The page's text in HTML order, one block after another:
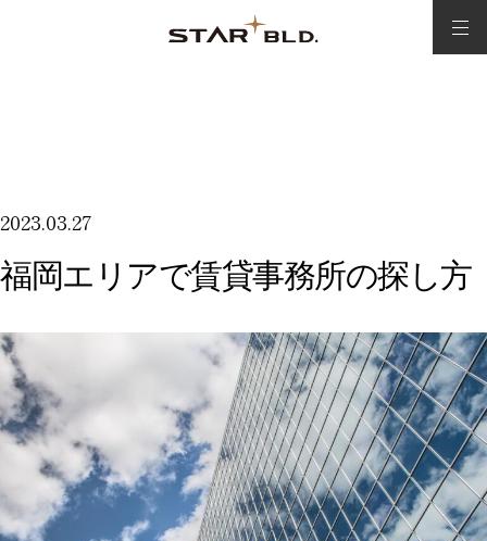
契約の流れ
Q＆A
コラム
会社概要
2023.03.27
福岡エリアで賃貸事務所の探し方